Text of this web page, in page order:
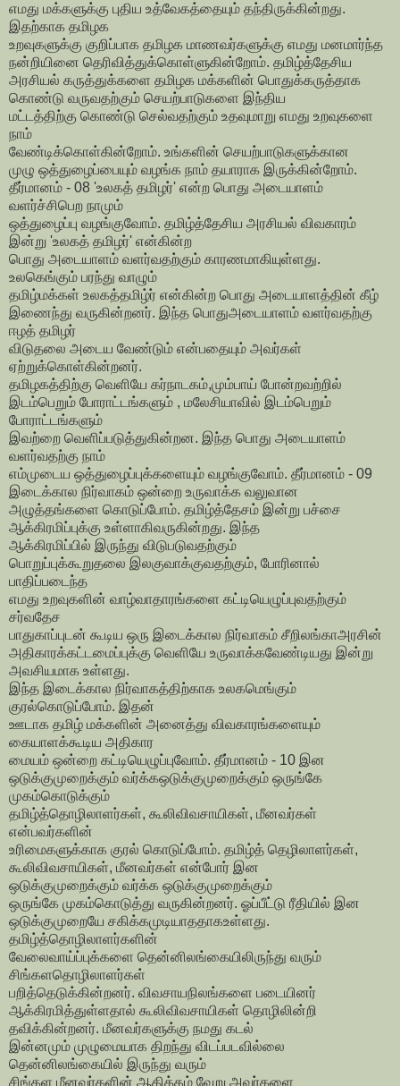
எமது மக்களுக்கு புதிய உத்வேகத்தையும் தந்திருக்கின்றது.
இதற்காக தமிழக
உறவுகளுக்கு குறிப்பாக தமிழக மாணவர்களுக்கு எமது மனமார்ந்த
நன்றியினை தெரிவித்துக்கொள்ளுகின்றோம். தமிழ்த்தேசிய
அரசியல் கருத்துக்களை தமிழக மக்களின் பொதுக்கருத்தாக
கொண்டு வருவதற்கும் செயற்பாடுகளை இந்திய
மட்டத்திற்கு கொண்டு செல்வதற்கும் உதவுமாறு எமது உறவுகளை
நாம்
வேண்டிக்கொள்கின்றோம். உங்களின் செயற்பாடுகளுக்கான
முழு ஒத்துழைப்பையும் வழங்க நாம் தயாராக இருக்கின்றோம்.
தீர்மானம் - 08 'உலகத் தமிழர்' என்ற பொது அடையாளம்
வளர்ச்சிபெற நாமும்
ஒத்துழைப்பு வழங்குவோம். தமிழ்த்தேசிய அரசியல் விவகாரம்
இன்று 'உலகத் தமிழர்' என்கின்ற
பொது அடையாளம் வளர்வதற்கும் காரணமாகியுள்ளது.
உலகெங்கும் பரந்து வாழும்
தமிழ்மக்கள் உலகத்தமிழ்ர் என்கின்ற பொது அடையாளத்தின் கீழ்
இணைந்து வருகின்றனர். இந்த பொதுஅடையாளம் வளர்வதற்கு
ஈழத் தமிழர்
விடுதலை அடைய வேண்டும் என்பதையும் அவர்கள்
ஏற்றுக்கொள்கின்றனர்.
தமிழகத்திற்கு வெளியே கர்நாடகம்,மும்பாய் போன்றவற்றில்
இடம்பெறும் போராட்டங்களும் , மலேசியாவில் இடம்பெறும்
போராட்டங்களும்
இவற்றை வெளிப்படுத்துகின்றன. இந்த பொது அடையாளம்
வளர்வதற்கு நாம்
எம்முடைய ஒத்துழைப்புக்களையும் வழங்குவோம். தீர்மானம் - 09
இடைக்கால நிர்வாகம் ஒன்றை உருவாக்க வலுவான
அழுத்தங்களை கொடுப்போம். தமிழ்த்தேசம் இன்று பச்சை
ஆக்கிரமிப்புக்கு உள்ளாகிவருகின்றது. இந்த
ஆக்கிரமிப்பில் இருந்து விடுபடுவதற்கும்
பொறுப்புக்கூறுதலை இலகுவாக்குவதற்கும், போரினால்
பாதிப்படைந்த
எமது உறவுகளின் வாழ்வாதாரங்களை கட்டியெழுப்புவதற்கும்
சர்வதேச
பாதுகாப்புடன் கூடிய ஒரு இடைக்கால நிர்வாகம் சீறிலங்காஅரசின்
அதிகாரக்கட்டமைப்புக்கு வெளியே உருவாக்கவேண்டியது இன்று
அவசியமாக உள்ளது.
இந்த இடைக்கால நிர்வாகத்திற்காக உலகமெங்கும்
குரல்கொடுப்போம். இதன்
ஊடாக தமிழ் மக்களின் அனைத்து விவகாரங்களையும்
கையாளக்கூடிய அதிகார
மையம் ஒன்றை கட்டியெழுப்புவோம். தீர்மானம் - 10 இன
ஒடுக்குமுறைக்கும் வர்க்கஒடுக்குமுறைக்கும் ஒருங்கே
முகம்கொடுக்கும்
தமிழ்த்தொழிலாளர்கள், கூலிவிவசாயிகள், மீனவர்கள்
என்பவர்களின்
உரிமைகளுக்காக குரல் கொடுப்போம். தமிழ்த் தெழிலாளர்கள்,
கூலிவிவசாயிகள், மீனவர்கள் என்போர் இன
ஒடுக்குமுறைக்கும் வர்க்க ஒடுக்குமுறைக்கும்
ஒருங்கே முகம்கொடுத்து வருகின்றனர். ஓப்பீட்டு ரீதியில் இன
ஒடுக்குமுறையே சகிக்கமுடியாததாகஉள்ளது.
தமிழ்த்தொழிலாளர்களின்
வேலைவாய்ப்புக்களை தென்னிலங்கையிலிருந்து வரும்
சிங்களதொழிலாளர்கள்
பறித்தெடுக்கின்றனர். விவசாயநிலங்களை படையினர்
ஆக்கிரமித்துள்ளதால் கூலிவிவசாயிகள் தொழிலின்றி
தவிக்கின்றனர். மீனவர்களுக்கு நமது கடல்
இன்னமும் முழுமையாக திறந்து விடப்படவில்லை
தென்னிலங்கையில் இருந்து வரும்
சிங்கள மீனவர்களின் ஆதிக்கம் வேறு அவர்களை